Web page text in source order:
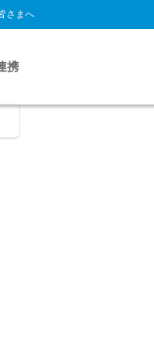
さまへ
携